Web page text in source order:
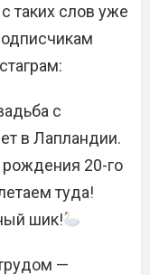
таких слов уже
с
в Лапландии.
20-го
туда!
шик!
—